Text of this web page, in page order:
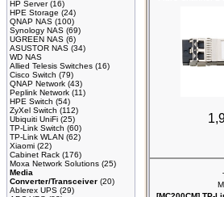
HP Server(16)
HPE Storage (24)
QNAP NAS (100)
Synology NAS (69)
UGREEN NAS (6)
ASUSTOR NAS (34)
WD NAS
Allied Telesis Switches (16)
Cisco Switch (79)
QNAP Network (43)
Peplink Network (11)
HPE Switch (54)
ZyXel Switch (112)
Ubiquiti UniFi (25)
TP-Link Switch (60)
TP-Link WLAN (62)
Xiaomi (22)
Cabinet Rack (176)
Moxa Network Solutions (25)
Media
Converter/Transceiver (20)
Ablerex UPS (29)